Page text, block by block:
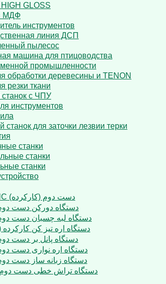
GLOSS
МДФ
инструментов
линия ДСП
пылесос
машина для птицоводства
промышленности
обработки деревесины и TENON
резки ткани
с ЧПУ
инструментов
станок для заточки лезвии терки
станки
станки
станки
دستگاه CNC دست دوم (کارکرده)
دستگاه دورکن دست
دستگاه لبه چسبان دست
دستگاه اره تیز کن
دستگاه پانل بر دست
دستگاه اره نواری دست
دستگاه زبانه ساز دست
دستگاه تراش خطی دست دوم